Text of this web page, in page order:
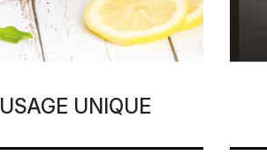
USAGE UNIQUE